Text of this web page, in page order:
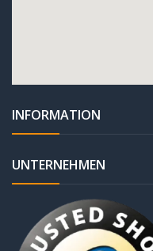
INFORMATION
UNTERNEHMEN